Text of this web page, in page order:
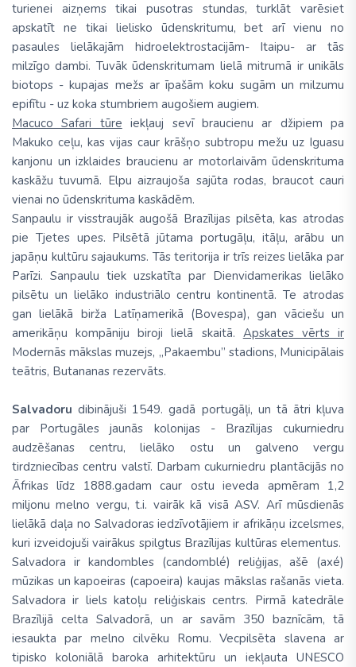
turienei aizņems tikai pusotras stundas, turklāt varēsiet
apskatīt ne tikai lielisko ūdenskritumu, bet arī vienu no
pasaules lielākajām hidroelektrostacijām- Itaipu- ar tās
milzīgo dambi. Tuvāk ūdenskritumam lielā mitrumā ir unikāls
biotops - kupajas mežs ar īpašām koku sugām un milzumu
epifītu - uz koka stumbriem augošiem augiem.
Macuco Safari tūre iekļauj sevī braucienu ar džipiem pa
Makuko ceļu, kas vijas caur krāšņo subtropu mežu uz Iguasu
kanjonu un izklaides braucienu ar motorlaivām ūdenskrituma
kaskāžu tuvumā. Elpu aizraujoša sajūta rodas, braucot cauri
vienai no ūdenskrituma kaskādēm.
Sanpaulu ir visstraujāk augošā Brazīlijas pilsēta, kas atrodas
pie Tjetes upes. Pilsētā jūtama portugāļu, itāļu, arābu un
japāņu kultūru sajaukums. Tās teritorija ir trīs reizes lielāka par
Parīzi. Sanpaulu tiek uzskatīta par Dienvidamerikas lielāko
pilsētu un lielāko industriālo centru kontinentā. Te atrodas
gan lielākā birža Latīņamerikā (Bovespa), gan vāciešu un
amerikāņu kompāniju biroji lielā skaitā. Apskates vērts ir
Modernās mākslas muzejs, „Pakaembu” stadions, Municipālais
teātris, Butananas rezervāts.
Salvadoru dibinājuši 1549. gadā portugāļi, un tā ātri kļuva
par Portugāles jaunās kolonijas - Brazīlijas cukurniedru
audzēšanas centru, lielāko ostu un galveno vergu
tirdzniecības centru valstī. Darbam cukurniedru plantācijās no
Āfrikas līdz 1888.gadam caur ostu ieveda apmēram 1,2
miljonu melno vergu, t.i. vairāk kā visā ASV. Arī mūsdienās
lielākā daļa no Salvadoras iedzīvotājiem ir afrikāņu izcelsmes,
kuri izveidojuši vairākus spilgtus Brazīlijas kultūras elementus.
Salvadora ir kandombles (candomblé) reliģijas, ašē (axé)
mūzikas un kapoeiras (capoeira) kaujas mākslas rašanās vieta.
Salvadora ir liels katoļu reliģiskais centrs. Pirmā katedrāle
Brazīlijā celta Salvadorā, un ar savām 350 baznīcām, tā
iesaukta par melno cilvēku Romu. Vecpilsēta slavena ar
tipisko koloniālā baroka arhitektūru un iekļauta UNESCO